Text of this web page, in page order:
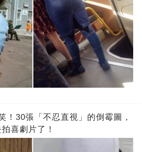
！30張「不忍直視」的倒霉圖，
喜劇片了！